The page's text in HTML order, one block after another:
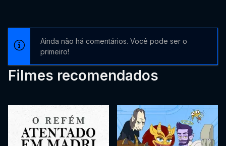
Ainda não há comentários. Você pode ser o
primeiro!
Filmes recomendados